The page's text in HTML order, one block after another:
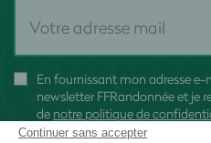
En fournissant mon adresse e-
newsletter FFRandonnée et je
de notre politique de
Continuer sans accepter